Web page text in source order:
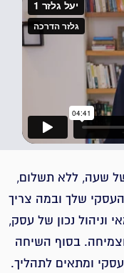
של שעה, ללא תשלום,
שלך ובמה צריך
וניהול נכון של עסק,
בסוף השיחה
ומתאים לתהליך.